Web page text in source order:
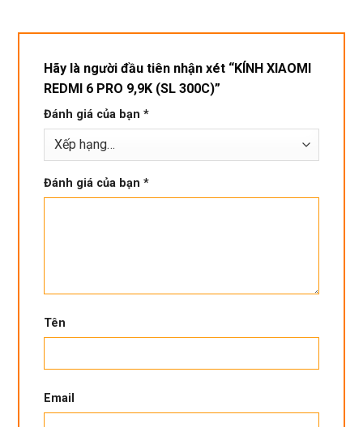
tôt
Hãy là người đầu tiên nhận xét “KÍNH XIAOMI
REDMI 6 PRO 9,9K (SL 300C)”
Đánh giá của bạn *
Đánh giá của bạn *
Tên
Email